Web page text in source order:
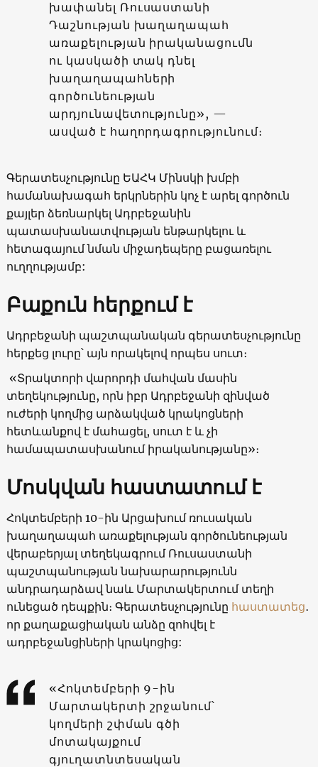
խափանել Ռուսաստանի
Դաշնության խաղաղապահ
առաքելության իրականացումն
ու կասկածի տակ դնել
խաղաղապահների
գործունեության
արդյունավետությունը», —
ասված է հաղորդագրությունում։
Գերատեսչությունը ԵԱՀԿ Մինսկի խմբի
համանախագահ երկրներին կոչ է արել գործուն
քայլեր ձեռնարկել Ադրբեջանին
պատասխանատվության ենթարկելու և
հետագայում նման միջադեպերը բացառելու
ուղղությամբ:
Բաքուն հերքում է
Ադրբեջանի պաշտպանական գերատեսչությունը
հերքեց լուրը՝ այն որակելով որպես սուտ։
«Տրակտորի վարորդի մահվան մասին
տեղեկությունը, որն իբր Ադրբեջանի զինված
ուժերի կողմից արձակված կրակոցների
հետևանքով է մահացել, սուտ է և չի
համապատասխանում իրականությանը»։
Մոսկվան հաստատում է
Հոկտեմբերի 10-ին Արցախում ռուսական
խաղաղապահ առաքելության գործունեության
վերաբերյալ տեղեկագրում Ռուսաստանի
պաշտպանության նախարարությունն
անդրադարձավ նաև Մարտակերտում տեղի
ունեցած դեպքին։ Գերատեսչությունը հաստատեց․
որ քաղաքացիական անձը զոհվել է
ադրբեջանցիների կրակոցից:
«Հոկտեմբերի 9-ին
Մարտակերտի շրջանում՝
կողմերի շփման գծի
մոտակայքում
գյուղատնտեսական